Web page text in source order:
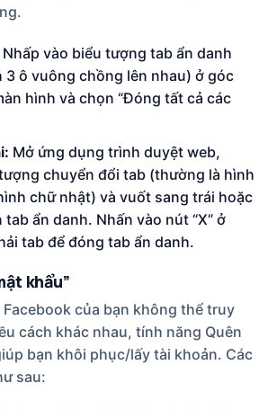
Nhấp vào biểu tượng tab ẩn danh
3 ô vuông chồng lên nhau) ở góc
hình và chọn “Đóng tất cả các
Mở ứng dụng trình duyệt web,
chuyển đổi tab (thường là hình
chữ nhật) và vuốt sang trái hoặc
ẩn danh. Nhấn vào nút “X” ở
tab để đóng tab ẩn danh.
khẩu”
của bạn không thể truy
cách khác nhau, tính năng Quên
bạn khôi phục/lấy tài khoản. Các
sau: